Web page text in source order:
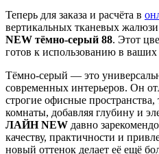
Теперь для заказа и расчёта в
вертикальных тканевых
NEW тёмно-серый 88. Этот
готов к использованию в ваших
Тёмно-серый — это
современных интерьеров. Он
строгие офисные
комнаты, добавляя глубину и
ЛАЙН NEW давно
качеству, практичности и
новый оттенок делает её ещё